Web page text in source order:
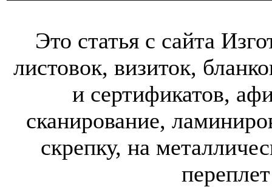
Это статья с сайта
листовок, визиток,
и сертификатов,
сканирование,
скрепку, на